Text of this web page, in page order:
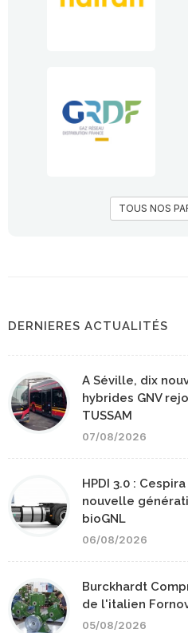
TOUS NOS
DERNIERES ACTUALITÉS
A Séville, dix
hybrides GNV
TUSSAM
07/08/2026
HPDI 3.0 :
nouvelle
bioGNL
06/08/2026
Burckhardt
de l'italien
05/08/2026